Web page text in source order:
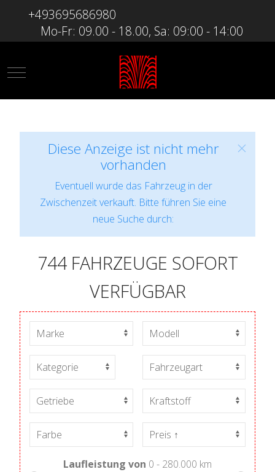
+493695686980
Mo-Fr: 09.00 - 18.00, Sa: 09:00 - 14:00
Mobile Menu Toggle
Diese Anzeige ist nicht mehr
vorhanden
Eventuell wurde das Fahrzeug in der
Zwischenzeit verkauft. Bitte führen Sie eine
neue Suche durch:
744 FAHRZEUGE SOFORT
VERFÜGBAR
Laufleistung von 0 - 280.000 km